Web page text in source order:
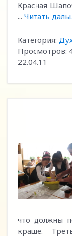
Красная
... Читать
Категория:
Просмотров:
22.04.11
что должны
краше.